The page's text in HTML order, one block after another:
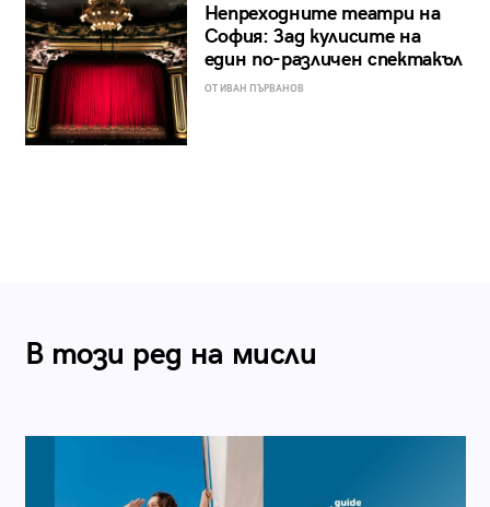
Непреходните театри на
София: Зад кулисите на
един по-различен спектакъл
ОТ ИВАН ПЪРВАНОВ
В този ред на мисли